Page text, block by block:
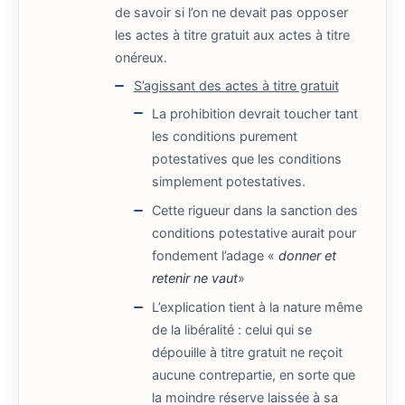
de savoir si l’on ne devait pas opposer
les actes à titre gratuit aux actes à titre
onéreux.
S’agissant des actes à titre gratuit
La prohibition devrait toucher tant
les conditions purement
potestatives que les conditions
simplement potestatives.
Cette rigueur dans la sanction des
conditions potestative aurait pour
fondement l’adage « donner et
retenir ne vaut»
L’explication tient à la nature même
de la libéralité : celui qui se
dépouille à titre gratuit ne reçoit
aucune contrepartie, en sorte que
la moindre réserve laissée à sa